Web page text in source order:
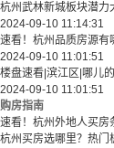
杭州武林新城板块潜力
2024-09-10 11:14:31
速看！杭州品质房源有
2024-09-10 11:01:51
楼盘速看|滨江区|哪儿
2024-09-10 11:01:51
购房指南
速看！杭州外地人买房
杭州买房选哪里？热门